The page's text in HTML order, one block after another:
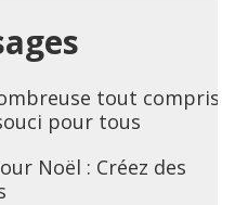
tout compris :
pour tous
Noël : Créez des